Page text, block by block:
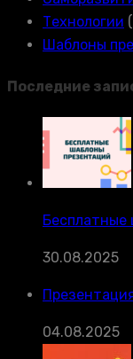
Технологии
Шаблоны
Последние
Бесплатные
30.08.2025
04.08.2025